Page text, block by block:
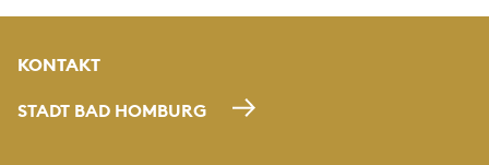
KONTAKT
STADT BAD HOMBURG